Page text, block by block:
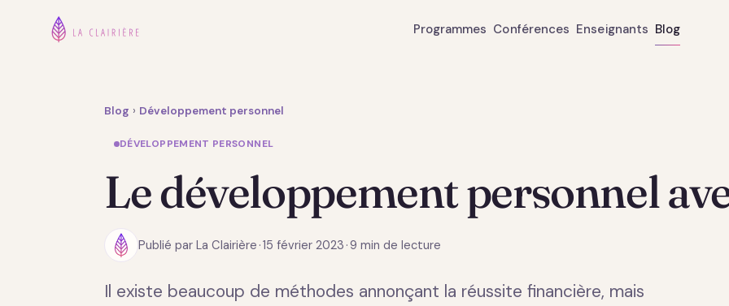
Programmes Conférences Enseignants Blog
Blog › Développement personnel
DÉVELOPPEMENT PERSONNEL
Le développement personnel
Publié par La Clairière ·15 février 2023 ·9 min de lecture
Il existe beaucoup de méthodes annonçant la réussite financière, mais